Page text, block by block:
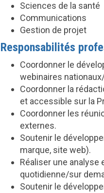
Sciences de la santé
Communications
Gestion de projet
Responsabilités
Coordonner le
webinaires
Coordonner la
et accessible sur la
Coordonner les
externes.
Soutenir le
marque, site web).
Réaliser une
quotidienne/sur
Soutenir le